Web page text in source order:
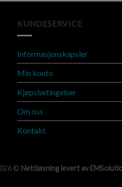
KUNDESERVICE
Informasjonskapsler
Min konto
Kjøpsbetingelser
Om oss
Kontakt
© Nettløsning levert av